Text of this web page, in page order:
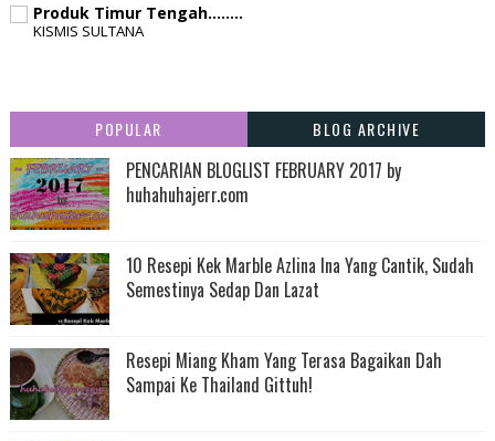
Produk Timur Tengah........
KISMIS SULTANA
POPULAR BLOG ARCHIVE
PENCARIAN BLOGLIST FEBRUARY 2017 by
huhahuhajerr.com
10 Resepi Kek Marble Azlina Ina Yang Cantik, Sudah
Semestinya Sedap Dan Lazat
Resepi Miang Kham Yang Terasa Bagaikan Dah
Sampai Ke Thailand Gittuh!